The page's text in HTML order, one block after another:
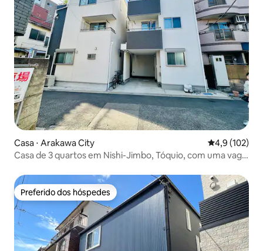
Casa ⋅ Arakawa City 4,9 de uma
4,9 (102)
Casa de 3 quartos em Nishi-Jimbo, Tóquio, com uma vaga
Preferido dos hóspedes
Preferido dos hóspedes